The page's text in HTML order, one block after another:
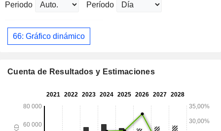
Periodo Período
66: Gráfico dinámico
Cuenta de Resultados y Estimaciones